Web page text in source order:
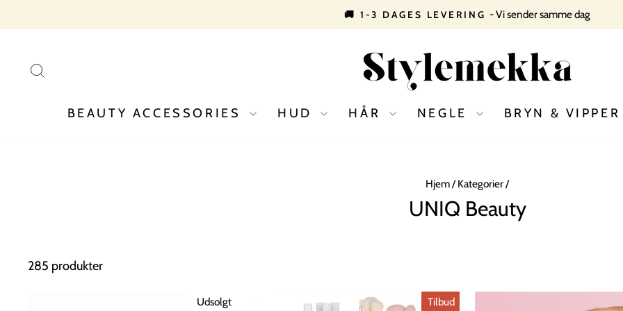
til
Pause
slideshow
🚚 1-3 DAGES LEVERING - Vi sender samme dag
BEAUTY ACCESSORIES HUD HÅR NEGLE BRYN & VIPPER
Hjem/ Kategorier/
UNIQ Beauty
285 produkter
Udsolgt Tilbud